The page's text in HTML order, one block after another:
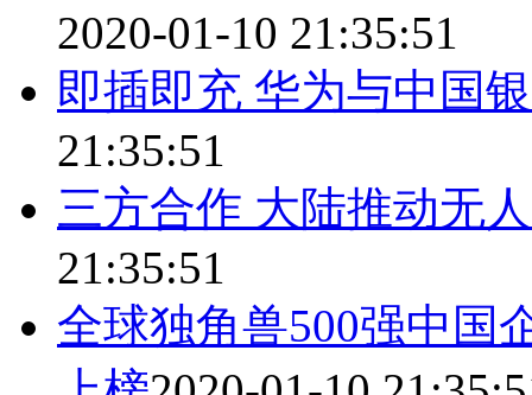
2020-01-10 21:35:51
即插即充 华为与中国
21:35:51
三方合作 大陆推动无
21:35:51
全球独角兽500强中国